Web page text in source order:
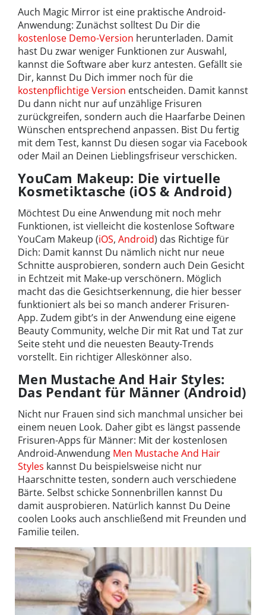
Auch Magic Mirror ist eine praktische Android-
Anwendung: Zunächst solltest Du Dir die
kostenlose Demo-Version herunterladen. Damit
hast Du zwar weniger Funktionen zur Auswahl,
kannst die Software aber kurz antesten. Gefällt sie
Dir, kannst Du Dich immer noch für die
kostenpflichtige Version entscheiden. Damit kannst
Du dann nicht nur auf unzählige Frisuren
zurückgreifen, sondern auch die Haarfarbe Deinen
Wünschen entsprechend anpassen. Bist Du fertig
mit dem Test, kannst Du diesen sogar via Facebook
oder Mail an Deinen Lieblingsfriseur verschicken.
YouCam Makeup: Die virtuelle
Kosmetiktasche (iOS & Android)
Möchtest Du eine Anwendung mit noch mehr
Funktionen, ist vielleicht die kostenlose Software
YouCam Makeup (iOS, Android) das Richtige für
Dich: Damit kannst Du nämlich nicht nur neue
Schnitte ausprobieren, sondern auch Dein Gesicht
in Echtzeit mit Make-up verschönern. Möglich
macht das die Gesichtserkennung, die hier besser
funktioniert als bei so manch anderer Frisuren-
App. Zudem gibt’s in der Anwendung eine eigene
Beauty Community, welche Dir mit Rat und Tat zur
Seite steht und die neuesten Beauty-Trends
vorstellt. Ein richtiger Alleskönner also.
Men Mustache And Hair Styles:
Das Pendant für Männer (Android)
Nicht nur Frauen sind sich manchmal unsicher bei
einem neuen Look. Daher gibt es längst passende
Frisuren-Apps für Männer: Mit der kostenlosen
Android-Anwendung Men Mustache And Hair
Styles kannst Du beispielsweise nicht nur
Haarschnitte testen, sondern auch verschiedene
Bärte. Selbst schicke Sonnenbrillen kannst Du
damit ausprobieren. Natürlich kannst Du Deine
coolen Looks auch anschließend mit Freunden und
Familie teilen.